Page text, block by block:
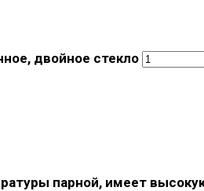
двойное стекло
парной, имеет